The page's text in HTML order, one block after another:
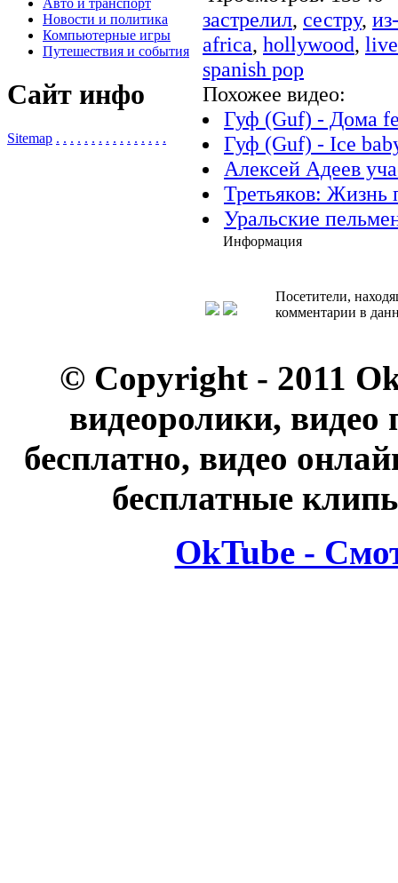
Новости и политика
Компьютерные игры
Путешествия и события
Сайт инфо
Sitemap . . . . . . . . . . . . . . . .
застрелил, сестру,
africa, hollywood,
spanish pop
Похожее видео:
Гуф (Guf) - Дома
Гуф (Guf) - Ice
Алексей Адеев
Третьяков:
Уральские
Информация
Посетители,
комментарии в
© Copyright - 2011
видеоролики, видео
бесплатно, видео
бесплатные
OkTube -